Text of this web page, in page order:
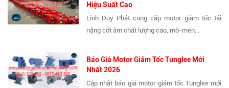
Hiệu Suất Cao
Linh Duy Phát cung cấp motor giảm tốc tải
nặng cốt âm chất lượng cao, mô-men...
Báo Giá Motor Giảm Tốc Tunglee Mới
Nhất 2026
Cập nhật báo giá motor giảm tốc Tunglee mới